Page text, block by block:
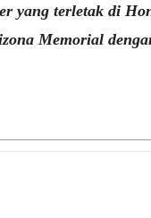
yang terletak di
Memorial